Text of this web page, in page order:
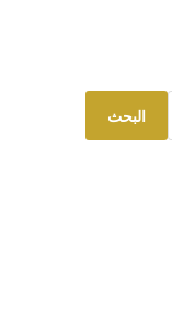
البحث